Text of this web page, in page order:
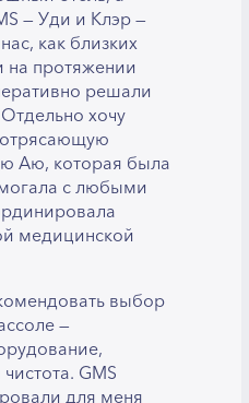
— Уди и Клэр —
как близких
на протяжении
решали
хочу
Аю, которая была
с любыми
медицинской
выбор
—
GMS